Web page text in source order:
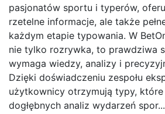
pasjonatów sportu i typerów,
rzetelne informacje, ale także
każdym etapie typowania. W
nie tylko rozrywka, to prawdziwa
wymaga wiedzy, analizy i
Dzięki doświadczeniu zespołu
użytkownicy otrzymują typy, które
dogłębnych analiz wydarzeń spor...